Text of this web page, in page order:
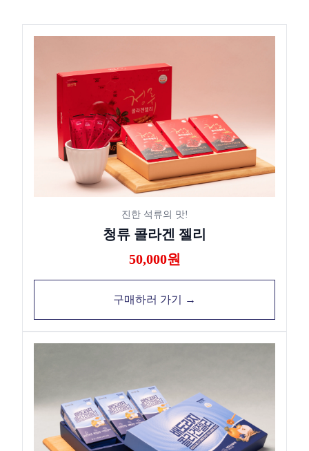
진한 석류의 맛!
청류 콜라겐 젤리
50,000원
구매하러 가기 →